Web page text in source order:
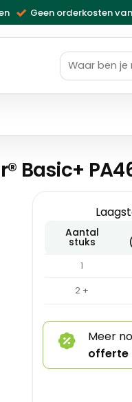
Geen orderkosten
Zoeken
naar:
Basic+
Aantal
stuks
1
2 +
Meer
offerte